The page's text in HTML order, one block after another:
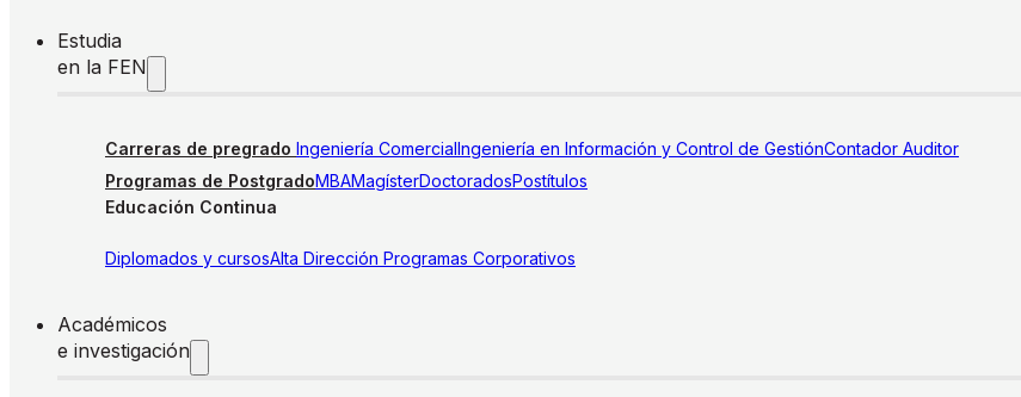
Estudia
en la FEN
Carreras de pregrado Ingeniería ComercialIngeniería en Información y Control de GestiónContador Auditor
Programas de PostgradoMBAMagísterDoctoradosPostítulos
Educación Continua
Diplomados y cursosAlta Dirección Programas Corporativos
Académicos
e investigación